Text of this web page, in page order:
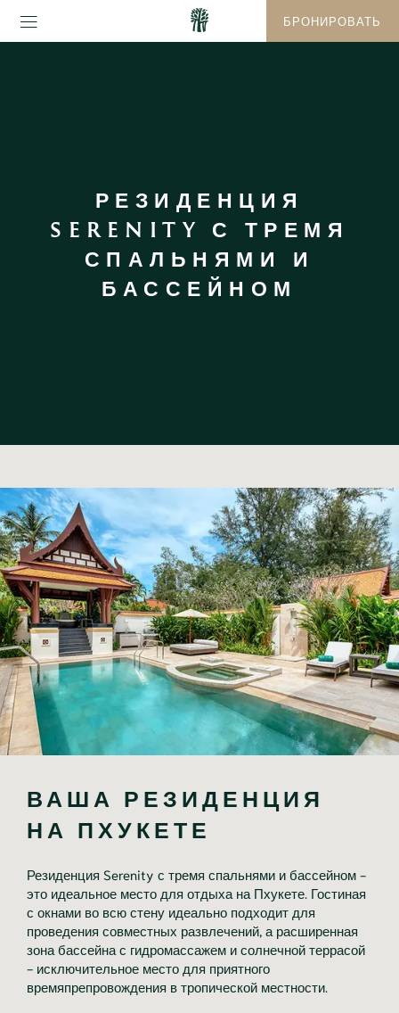
БРОНИРОВАТЬ
РЕЗИДЕНЦИЯ
SERENITY С ТРЕМЯ
СПАЛЬНЯМИ И
БАССЕЙНОМ
ВАША РЕЗИДЕНЦИЯ
НА ПХУКЕТЕ
Резиденция Serenity с тремя спальнями и бассейном -
это идеальное место для отдыха на Пхукете. Гостиная
с окнами во всю стену идеально подходит для
проведения совместных развлечений, а расширенная
зона бассейна с гидромассажем и солнечной террасой
- исключительное место для приятного
времяпрепровождения в тропической местности.